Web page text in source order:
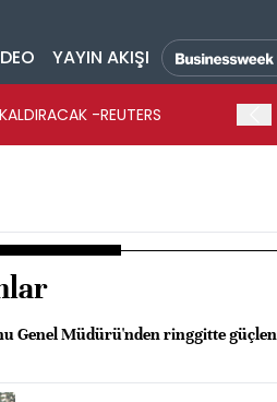
YAYIN AKIŞI
-REUTERS
Genel Müdürü'nden ringgitte